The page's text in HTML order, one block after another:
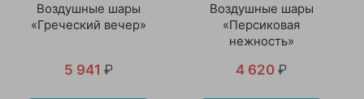
Воздушные шары
«Греческий вечер»
5 941 ₽
Воздушные шары
«Персиковая
нежность»
4 620 ₽